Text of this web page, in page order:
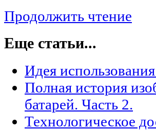
Продолжить чтение
Еще статьи...
Идея
Полная история
батарей. Часть 2.
Технологическое